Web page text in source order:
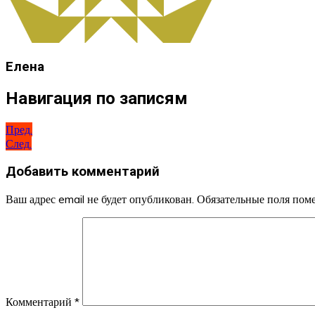
Елена
Навигация по записям
Пред.
След.
Добавить комментарий
Ваш адрес email не будет опубликован. Обязательные поля
Комментарий *